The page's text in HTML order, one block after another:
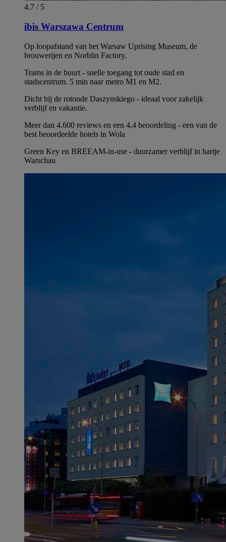
4.7 / 5
ibis Warszawa Centrum
Op loopafstand van het Warsaw Uprising Museum, de
brouwerijen en Norblin Factory.
Trams in de buurt - snelle toegang tot oude stad en
stadscentrum. 5 min naar metro M1 en M2.
Dicht bij de rotonde Daszynskiego - ideaal voor zakelijk
verblijf en vakantie.
Meer dan 4.600 reviews en een 4,4 beoordeling - een van de
best beoordeelde hotels in Wola
Green Key en BREEAM-in-use - duurzamer verblijf in hartje
Warschau